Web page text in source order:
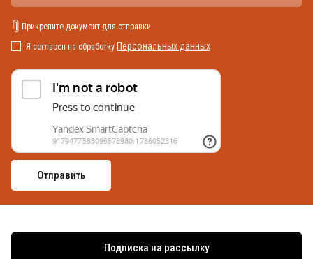
Прикрепите документ для отправки
Я согласен на обработку Персональных данных
Подписка на рассылку